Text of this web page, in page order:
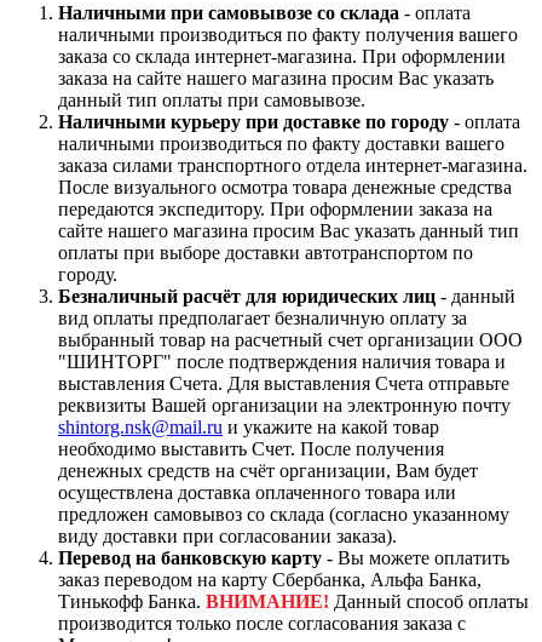
Наличными при самовывозе со склада - оплата
наличными производиться по факту получения вашего
заказа со склада интернет-магазина. При оформлении
заказа на сайте нашего магазина просим Вас указать
данный тип оплаты при самовывозе.
Наличными курьеру при доставке по городу - оплата
наличными производиться по факту доставки вашего
заказа силами транспортного отдела интернет-магазина.
После визуального осмотра товара денежные средства
передаются экспедитору. При оформлении заказа на
сайте нашего магазина просим Вас указать данный тип
оплаты при выборе доставки автотранспортом по
городу.
Безналичный расчёт для юридических лиц - данный
вид оплаты предполагает безналичную оплату за
выбранный товар на расчетный счет организации ООО
"ШИНТОРГ" после подтверждения наличия товара и
выставления Счета. Для выставления Счета отправьте
реквизиты Вашей организации на электронную почту
shintorg.nsk@mail.ru и укажите на какой товар
необходимо выставить Счет. После получения
денежных средств на счёт организации, Вам будет
осуществлена доставка оплаченного товара или
предложен самовывоз со склада (согласно указанному
виду доставки при согласовании заказа).
Перевод на банковскую карту - Вы можете оплатить
заказ переводом на карту Сбербанка, Альфа Банка,
Тинькофф Банка. ВНИМАНИЕ! Данный способ оплаты
производится только после согласования заказа с